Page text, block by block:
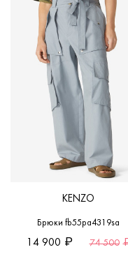
KENZO
Брюки fb55pa4319sa
14 900 74 500